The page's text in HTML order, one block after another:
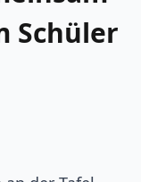
Schüler